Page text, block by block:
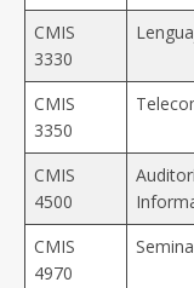
CMIS
3330
CMIS
3350
CMIS
4500
CMIS
4970